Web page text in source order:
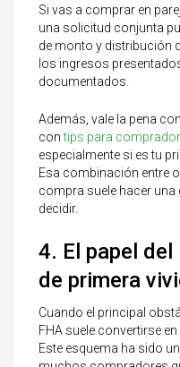
Si vas a comprar en
una solicitud conjunta
de monto y distribución
los ingresos
documentados.
Además, vale la pena
contips para
especialmente si es tu
Esa combinación entre
compra suele hacer
decidir.
4. El papel
de primera
Cuando el principal
FHA suele convertirse
Este esquema ha sido